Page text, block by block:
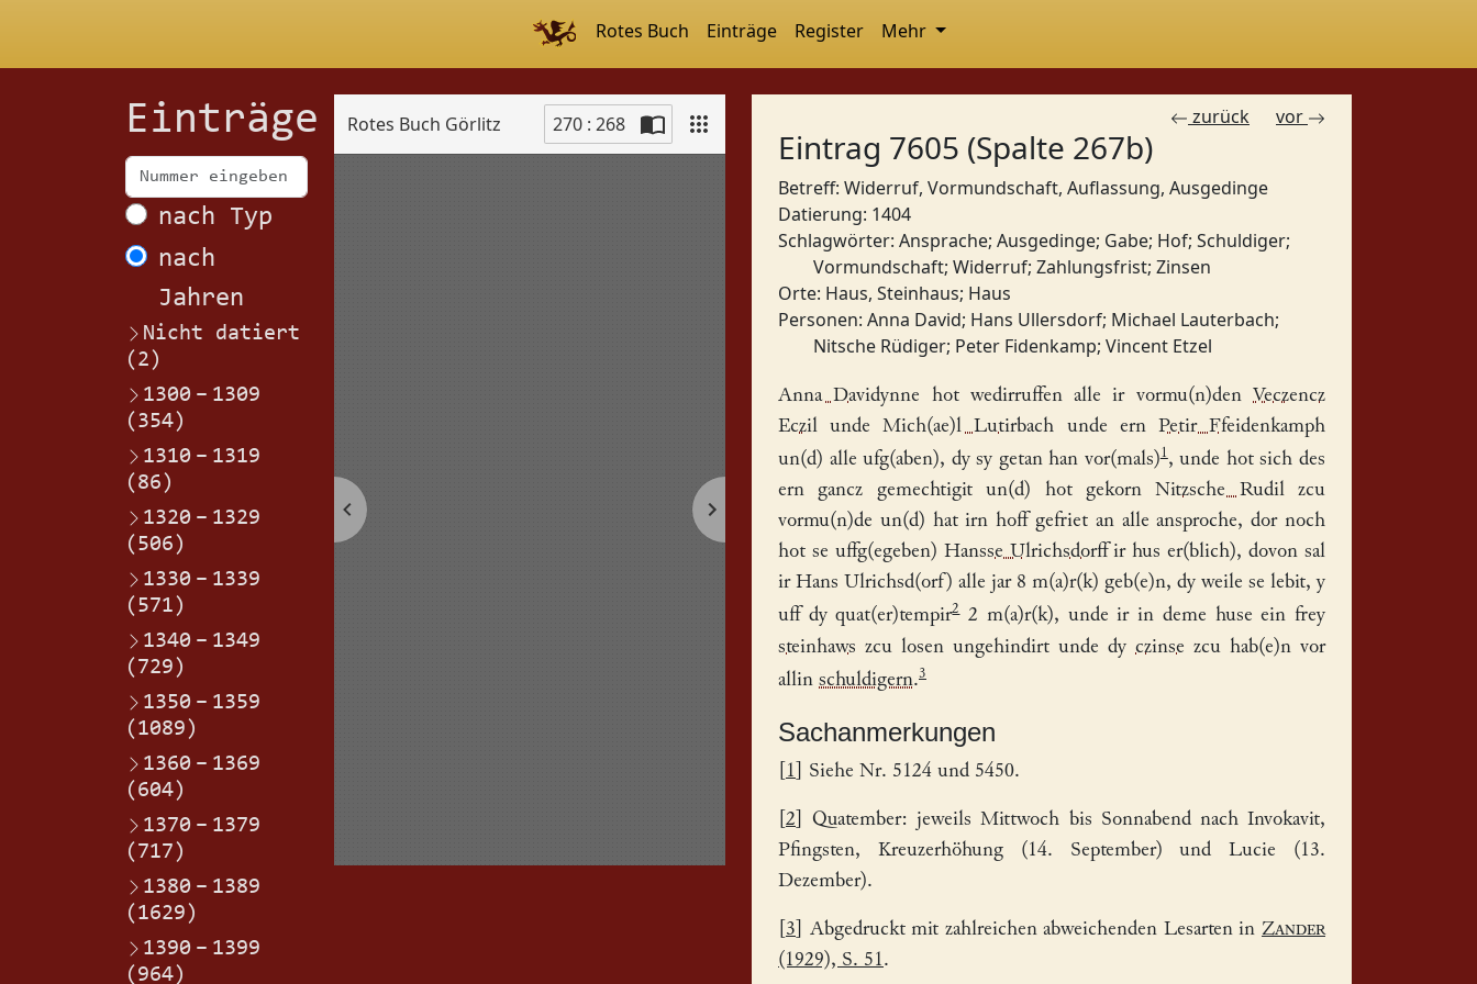
Rotes Buch Einträge Register Mehr
Einträge
nach Typ
nach
Jahren
Nicht datiert
(2)
1300 – 1309
(354)
1310 – 1319
(86)
1320 – 1329
(506)
1330 – 1339
(571)
1340 – 1349
(729)
1350 – 1359
(1089)
1360 – 1369
(604)
1370 – 1379
(717)
1380 – 1389
(1629)
1390 – 1399
(964)
Rotes Buch Görlitz 270 : 268 zurück vor
Eintrag 7605 (Spalte 267b)
Betreff: Widerruf, Vormundschaft, Auflassung, Ausgedinge
Datierung: 1404
Schlagwörter: Ansprache; Ausgedinge; Gabe; Hof; Schuldiger;
Vormundschaft; Widerruf; Zahlungsfrist; Zinsen
Orte: Haus, Steinhaus; Haus
Personen: Anna David; Hans Ullersdorf; Michael Lauterbach;
Nitsche Rüdiger; Peter Fidenkamp; Vincent Etzel
Anna Davidynne hot wedirruffen alle ir vormu(n)denVeczencz
Eczil undeMich(ae)l Lutirbach unde ern Petir Ffeidenkamph
un(d) alle ufg(aben), dy sy getan han vor(mals)1, unde hot sich des
ern gancz gemechtigit un(d) hot gekornNitzsche Rudilzcu
vormu(n)de un(d) hat irnhoffgefriet an alle ansproche, dor noch
hot se uffg(egeben) Hansse Ulrichsdorffirhus er(blich), dovon sal
ir Hans Ulrichsd(orf) alle jar 8 m(a)r(k) geb(e)n, dy weile se lebit, y
uff dy quat(er)tempir22 m(a)r(k), unde ir in deme huse ein frey
steinhaws zcu losen ungehindirt unde dy czinse zcu hab(e)n vor
allin schuldigern.3
Sachanmerkungen
1 ] Siehe Nr. 5124 und 5450.
2 ] Quatember: jeweils Mittwoch bis Sonnabend nach Invokavit,
Pfingsten, Kreuzerhöhung (14. September) und Lucie (13.
Dezember).
3 ] Abgedruckt mit zahlreichen abweichenden Lesarten in Zander
(1929), S. 51.